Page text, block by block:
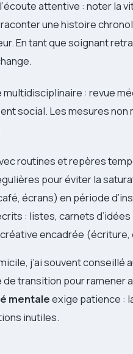
attentive : noter la
une histoire
En tant que soignant
multidisciplinaire : revue
social. Les mesures
routines et repères
pour éviter la
écrans) en période
: listes, carnets
encadrée (écriture,
j’ai souvent conseillé
transition pour ramener
mentaleexige patience :
inutiles.